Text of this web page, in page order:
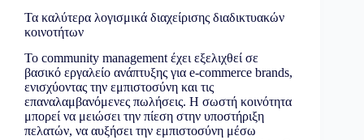
Τα καλύτερα λογισμικά διαχείρισης διαδικτυακών
κοινοτήτων
Το community management έχει εξελιχθεί σε
βασικό εργαλείο ανάπτυξης για e-commerce brands,
ενισχύοντας την εμπιστοσύνη και τις
επαναλαμβανόμενες πωλήσεις. Η σωστή κοινότητα
μπορεί να μειώσει την πίεση στην υποστήριξη
πελατών, να αυξήσει την εμπιστοσύνη μέσω